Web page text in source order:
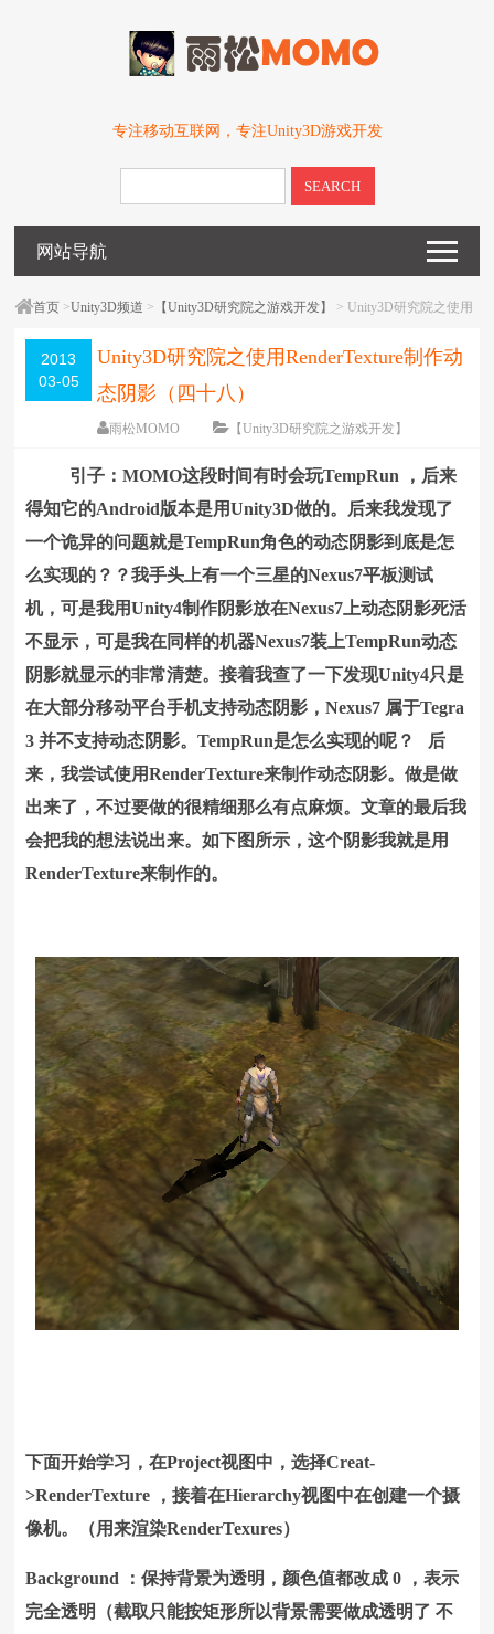
专注移动互联网，专注Unity3D游戏开发
SEARCH
网站导航
首页 >Unity3D频道 > 【Unity3D研究院之游戏开发】
> Unity3D研究院之使用
2013
03-05
Unity3D研究院之使用RenderTexture制作动
态阴影（四十八）
雨松MOMO
【Unity3D研究院之游戏开发】
编辑日期：2013-03-06 字体：大中小
引子：MOMO这段时间有时会玩TempRun ，后来
得知它的Android版本是用Unity3D做的。后来我发现了
一个诡异的问题就是TempRun角色的动态阴影到底是怎
么实现的？？我手头上有一个三星的Nexus7平板测试
机，可是我用Unity4制作阴影放在Nexus7上动态阴影死活
不显示，可是我在同样的机器Nexus7装上TempRun动态
阴影就显示的非常清楚。接着我查了一下发现Unity4只是
在大部分移动平台手机支持动态阴影，Nexus7 属于Tegra
3 并不支持动态阴影。TempRun是怎么实现的呢？
后
来，我尝试使用RenderTexture来制作动态阴影。做是做
出来了，不过要做的很精细那么有点麻烦。文章的最后我
会把我的想法说出来。如下图所示，这个阴影我就是用
RenderTexture来制作的。
下面开始学习，在Project视图中，选择Creat-
>RenderTexture ，接着在Hierarchy视图中在创建一个摄
像机。（用来渲染RenderTexures）
Background ：保持背景为透明，颜色值都改成 0 ，表示
完全透明（截取只能按矩形所以背景需要做成透明了 不